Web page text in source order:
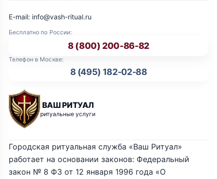
ВАШ РИТУАЛ
ритуальные услуги
Бесплатно по России:
8 (800) 200-86-82
Телефон в Москве:
8 (495) 182-02-88
E-mail: info@vash-ritual.ru
Городская ритуальная служба «Ваш Ритуал»
работает на основании законов: Федеральный
закон № 8 ФЗ от 12 января 1996 года «О